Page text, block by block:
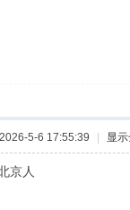
5-6 17:55:39 显
京人